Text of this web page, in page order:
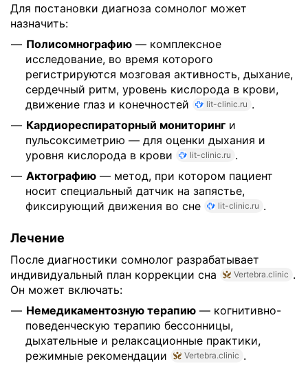
Для постановки диагноза сомнолог может
назначить:
Полисомнографию — комплексное
исследование, во время которого
регистрируются мозговая активность, дыхание,
сердечный ритм, уровень кислорода в крови,
движение глаз и конечностей
lit-clinic.ru .
Кардиореспираторный мониторинг и
пульсоксиметрию — для оценки дыхания и
уровня кислорода в крови
lit-clinic.ru .
Актографию — метод, при котором пациент
носит специальный датчик на запястье,
фиксирующий движения во сне
lit-clinic.ru .
Лечение
После диагностики сомнолог разрабатывает
индивидуальный план коррекции сна
Vertebra.clinic .
Он может включать:
Немедикаментозную терапию — когнитивно-
поведенческую терапию бессонницы,
дыхательные и релаксационные практики,
режимные рекомендации
Vertebra.clinic .